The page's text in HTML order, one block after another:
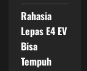
Rahasia
Lepas E4 EV
Bisa
Tempuh